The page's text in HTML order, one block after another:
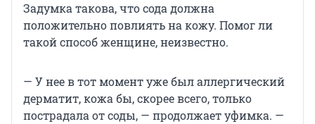
Задумка такова, что сода должна
положительно повлиять на кожу. Помог ли
такой способ женщине, неизвестно.
— У нее в тот момент уже был аллергический
дерматит, кожа бы, скорее всего, только
пострадала от соды, — продолжает уфимка. —